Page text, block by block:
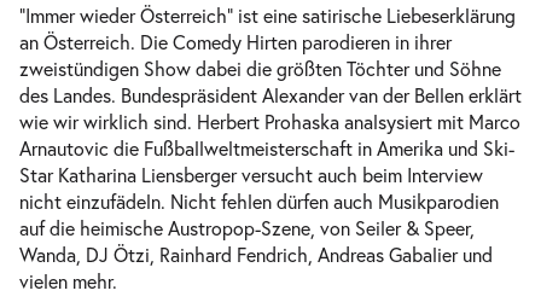
“Immer wieder Österreich“ ist eine satirische Liebeserklärung
an Österreich. Die Comedy Hirten parodieren in ihrer
zweistündigen Show dabei die größten Töchter und Söhne
des Landes. Bundespräsident Alexander van der Bellen erklärt
wie wir wirklich sind. Herbert Prohaska analsysiert mit Marco
Arnautovic die Fußballweltmeisterschaft in Amerika und Ski-
Star Katharina Liensberger versucht auch beim Interview
nicht einzufädeln. Nicht fehlen dürfen auch Musikparodien
auf die heimische Austropop-Szene, von Seiler & Speer,
Wanda, DJ Ötzi, Rainhard Fendrich, Andreas Gabalier und
vielen mehr.